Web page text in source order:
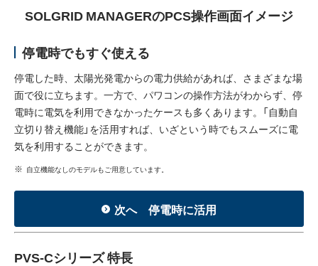
SOLGRID MANAGERのPCS操作画面イメージ
停電時でもすぐ使える
停電した時、太陽光発電からの電力供給があれば、さまざまな場
面で役に立ちます。一方で、パワコンの操作方法がわからず、停
電時に電気を利用できなかったケースも多くあります。「自動自
立切り替え機能」を活用すれば、いざという時でもスムーズに電
気を利用することができます。
自立機能なしのモデルもご用意しています。
次へ 停電時に活用
PVS-Cシリーズ 特長